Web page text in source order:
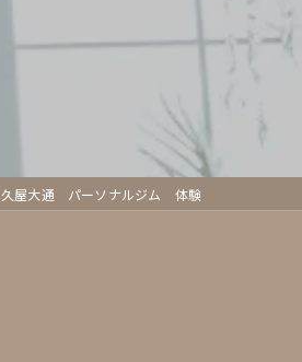
久屋大通 パーソナルジム 体験